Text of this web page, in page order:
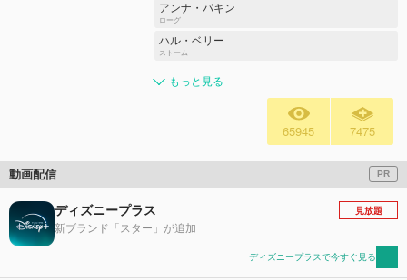
アンナ・パキン
ローグ
ハル・ベリー
ストーム
もっと見る
65945 7475
動画配信 PR
ディズニープラス
新ブランド「スター」が追加
見放題
ディズニープラスで今すぐ見る